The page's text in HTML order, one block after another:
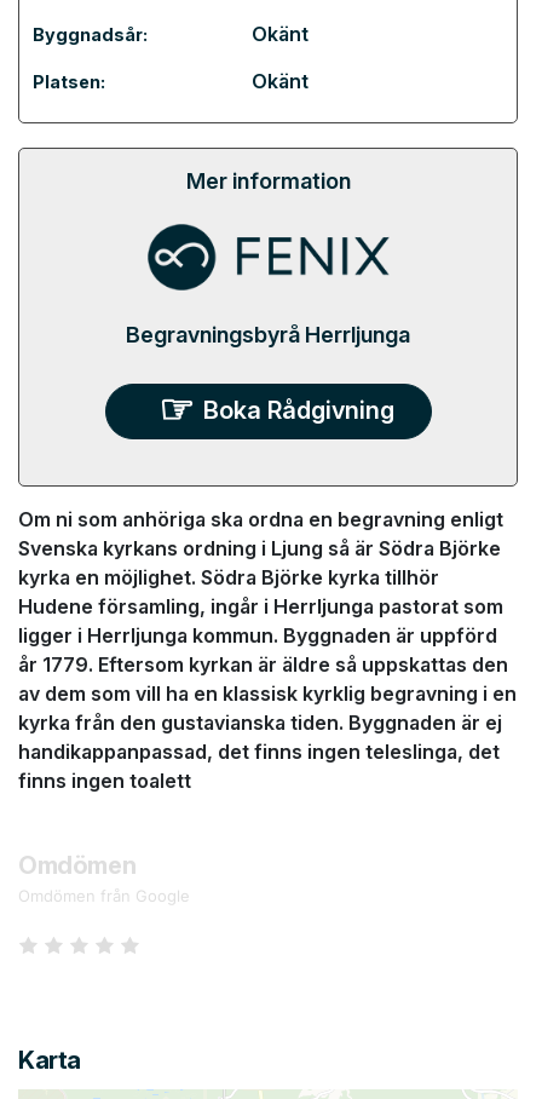
Byggnadsår: Okänt
Platsen: Okänt
Mer information
Begravningsbyrå Herrljunga
Boka Rådgivning
Om ni som anhöriga ska ordna en begravning enligt
Svenska kyrkans ordning i Ljung så är Södra Björke
kyrka en möjlighet. Södra Björke kyrka tillhör
Hudene församling, ingår i Herrljunga pastorat som
ligger i Herrljunga kommun. Byggnaden är uppförd
år 1779. Eftersom kyrkan är äldre så uppskattas den
av dem som vill ha en klassisk kyrklig begravning i en
kyrka från den gustavianska tiden. Byggnaden är ej
handikappanpassad, det finns ingen teleslinga, det
finns ingen toalett
Omdömen
Omdömen från Google
Karta